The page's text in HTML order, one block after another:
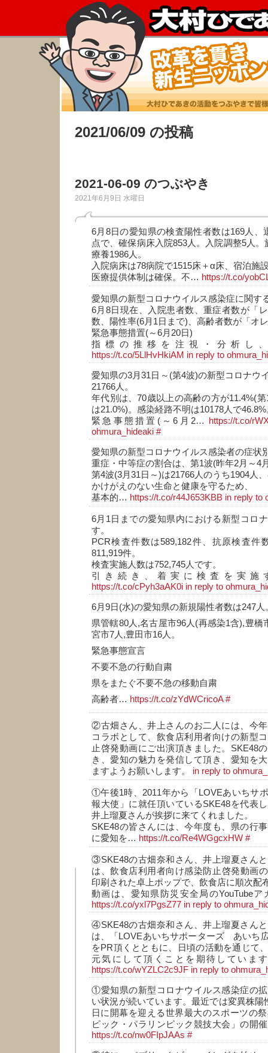
2021/06/09 の投稿
2021-06-09 のつぶやき
2021年6月9日 水曜日
6月8日の愛知県の検査陽性者数は169人、
点で、確保病床入院853人。入院調整5人
療養1986人。
入院病床は78病院で1515床＋α床、宿泊施
医療提供体制は確保。不… https://t.co/
愛知県の新型コロナウイルス感染症に関す
6月8日現在、入院患者数、重症者数が「
数、陽性率(6月1日まで)、高齢者数が「オ
緊急事態措置(～6月20日)
指標の推移を注視・分析し
https://t.co/5LlHvHkiAM in reply to
愛知県の3月31日～(第4波)の新型コロナウ
21766人。
年代別は、70歳以上の高齢の方が11.4%(
は21.0%)。感染経路不明は10178人で46.8%
緊急事態措置(～6月2…
https://t.co/
ohmura_hideaki #
愛知県の新型コロナウイルス感染者の症状
重症・中等症の割合は、第1波(昨年2月～4
第4波(3月31日～)は21766人のうち1904人
かけがえのない生命と健康を守るため、
基本的… https://t.co/r44J653KBB in reply to
6月1日までの愛知県内における新型コロ
す。
PCR検査件数は589,182件、抗原検査件
811,919件。
検査実施人数は752,745人です。
引き続き、着実に検査を実施
https://t.co/cPyh3aAK0i in reply to
6月9日(水)の愛知県の新規陽性者数は247人
県管轄80人,名古屋市96人(再感染1含),豊橋
宮市7人,豊田市16人。
緊急事態宣言
不要不急の行動自粛
県をまたぐ不要不急の移動自粛
高齢者… https://t.co/zYdWCricoA #
②古畑さん、井上さんのお二人には、今
コラボとして、飲食店利用者向けの新型
止啓発動画にご出演頂きました。SKE48
き、愛知の魅力を発信して頂き、愛知を
ますようお願いします。 in reply to
①午後1時、2011年から「LOVEあいちサ
報大使」に就任頂いているSKE48を代表
井上瑠夏さんが挨拶に来てくれました。
SKE48の皆さんには、今年度も、県の行
に愛知を… https://t.co/Re4WGgcxHW #
③SKE48の古畑奈和さん、井上瑠夏さん
は、飲食店利用者向け感染防止啓発動画
印刷された卓上ポップで、飲食店に順次配
動画は、愛知県防災安全局のYouTube
https://t.co/yxl7PgsZ77 in reply to
④SKE48の古畑奈和さん、井上瑠夏さん
は、「LOVEあいちサポーターズ あいち
をPR頂くとともに、日頃の活動を通じて
元気にして頂くことを期待していま
https://t.co/wYZLC2c9JF in reply to
①愛知県の新型コロナウイルス感染症の
い状況が続いています。最近では変異株陽
日に開幕を迎える世界最大のスポーツの
ピック・パラリンピック競技大会」の開
https://t.co/nw0FIpJAAs #